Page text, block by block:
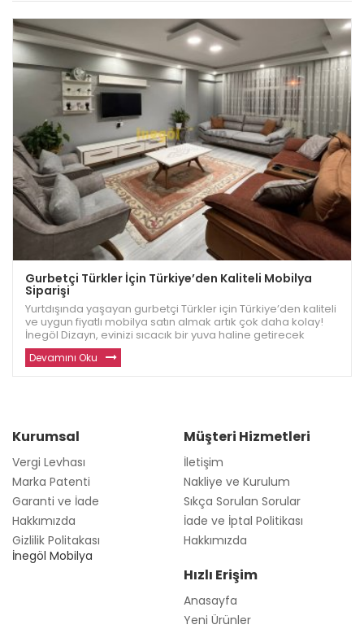
Gurbetçi Türkler İçin Türkiye’den Kaliteli Mobilya
Siparişi
Yurtdışında yaşayan gurbetçi Türkler için Türkiye’den kaliteli
ve uygun fiyatlı mobilya satın almak artık çok daha kolay!
İnegöl Dizayn, evinizi sıcacık bir yuva haline getirecek
dayanıklı ve modern mobilyalar sunuyor. Avrupa ve diğer
ülkelerde yaşayan gu
Devamını Oku
Kurumsal
Vergi Levhası
Marka Patenti
Garanti ve İade
Hakkımızda
Gizlilik Politakası
İnegöl Mobilya
Müşteri Hizmetleri
İletişim
Nakliye ve Kurulum
Sıkça Sorulan Sorular
İade ve İptal Politikası
Hakkımızda
Hızlı Erişim
Anasayfa
Yeni Ürünler